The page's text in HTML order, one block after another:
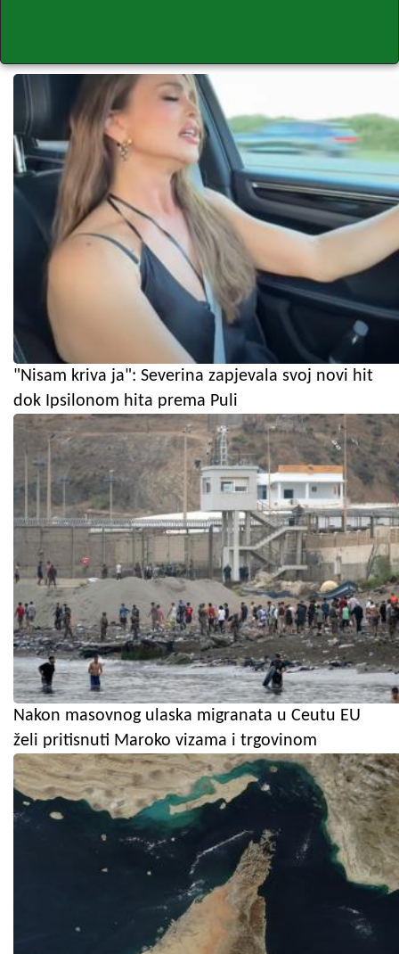
"Nisam kriva ja": Severina zapjevala svoj novi hit
dok Ipsilonom hita prema Puli
Nakon masovnog ulaska migranata u Ceutu EU
želi pritisnuti Maroko vizama i trgovinom